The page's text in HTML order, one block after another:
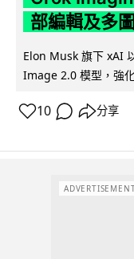
部編輯及多
Elon Musk 旗下 xAI
Image 2.0 模型，強
10 分享